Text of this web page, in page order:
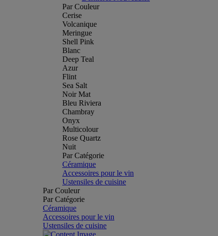
Par Couleur
Cerise
Volcanique
Meringue
Shell Pink
Blanc
Deep Teal
Azur
Flint
Sea Salt
Noir Mat
Bleu Riviera
Chambray
Onyx
Multicolour
Rose Quartz
Nuit
Par Catégorie
Céramique
Accessoires pour le vin
Ustensiles de cuisine
Par Couleur
Par Catégorie
Céramique
Accessoires pour le vin
Ustensiles de cuisine